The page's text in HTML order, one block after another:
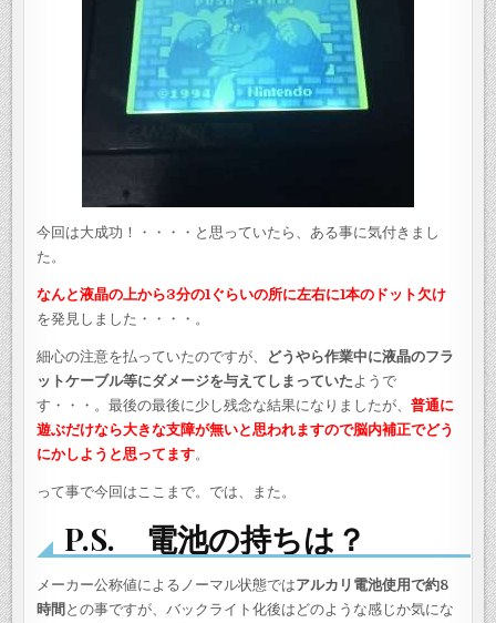
今回は大成功！・・・・と思っていたら、ある事に気付きまし
た。
なんと液晶の上から3分の1ぐらいの所に左右に1本のドット欠け
を発見しました・・・・。
細心の注意を払っていたのですが、
どうやら作業中に液晶のフラ
ットケーブル等にダメージを与えてしまっていたようで
す・・・。最後の最後に少し残念な結果になりましたが、普通に
遊ぶだけなら大きな支障が無いと思われますので脳内補正でどう
にかしようと思ってます。
って事で今回はここまで。では、また。
P.S. 電池の持ちは？
メーカー公称値によるノーマル状態ではアルカリ電池使用で約8
時間 との事ですが、バックライト化後はどのような感じか気にな